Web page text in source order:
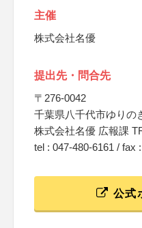
主催
株式会社名優
提出先・問合先
〒276-0042
千葉県八千代市ゆりの
株式会社名優 広報課
tel : 047-480-6161 / fax
公式